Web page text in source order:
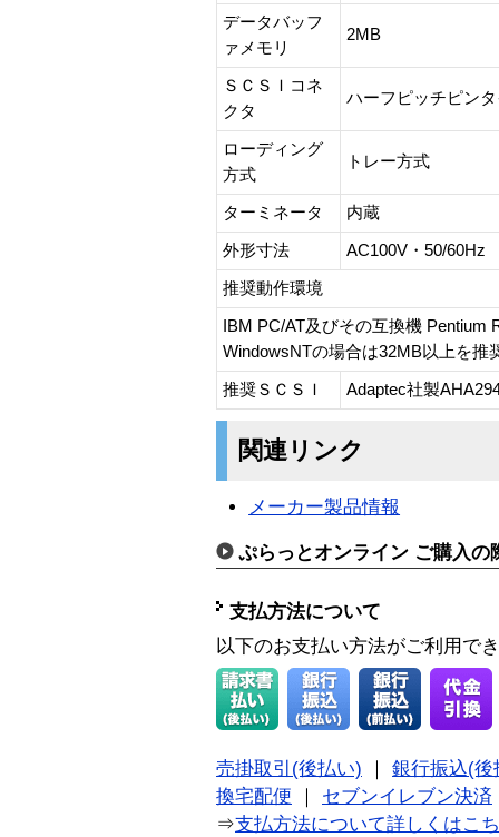
データバッフ
ァメモリ
2MB
ＳＣＳＩコネ
クタ
ハーフピッチピン
ローディング
方式
トレー方式
ターミネータ 内蔵
外形寸法 AC100V・50/
推奨動作環境
IBM PC/AT及びその互換機
WindowsNTの場合は32MB以上を推
推奨ＳＣＳＩ Adaptec社製
関連リンク
メーカー製品情報
ぷらっとオンライン ご購入の
支払方法について
以下のお支払い方法がご利用で
売掛取引(後払い)
銀行振込(後
換宅配便
セブンイレブン決済
⇒支払方法について詳しくはこ